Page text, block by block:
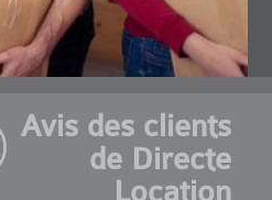
Avis des clients
de Directe
Location